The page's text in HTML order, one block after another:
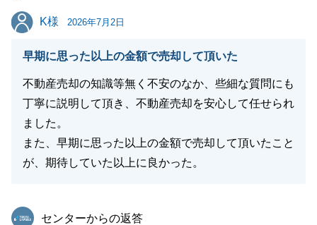
K様
K様 2026年7月2日
早期に思った以上の金額で売却して頂いた
不動産売却の知識等無く不安のなか、些細な質問にも
丁寧に説明して頂き、不動産売却を安心して任せられ
ました。
また、早期に思った以上の金額で売却して頂いたこと
が、期待していた以上に良かった。
東急リバブル
センターからの返答